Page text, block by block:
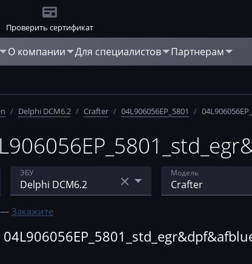
Проверить сертификат
О компании Для специалистов Партнерам
/ Delphi DCM6.2 / Crafter / 04L906056EP_5801 /
ЭБУ
Bosch EDC MSA 15.5-7.29
Bosch EDC15
Модель
Crafter
— Закажите